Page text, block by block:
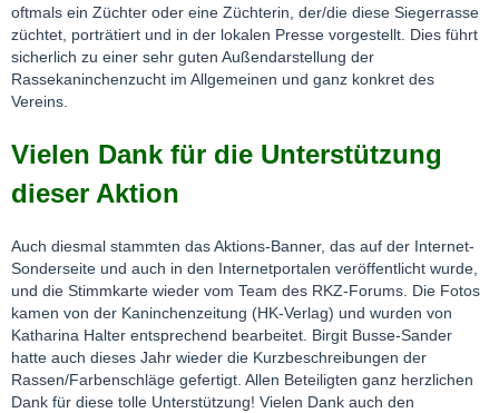
oftmals ein Züchter oder eine Züchterin, der/die diese Siegerrasse
züchtet, porträtiert und in der lokalen Presse vorgestellt. Dies führt
sicherlich zu einer sehr guten Außendarstellung der
Rassekaninchenzucht im Allgemeinen und ganz konkret des
Vereins.
Vielen Dank für die Unterstützung
dieser Aktion
Auch diesmal stammten das Aktions-Banner, das auf der Internet-
Sonderseite und auch in den Internetportalen veröffentlicht wurde,
und die Stimmkarte wieder vom Team des RKZ-Forums. Die Fotos
kamen von der Kaninchenzeitung (HK-Verlag) und wurden von
Katharina Halter entsprechend bearbeitet. Birgit Busse-Sander
hatte auch dieses Jahr wieder die Kurzbeschreibungen der
Rassen/Farbenschläge gefertigt. Allen Beteiligten ganz herzlichen
Dank für diese tolle Unterstützung! Vielen Dank auch den